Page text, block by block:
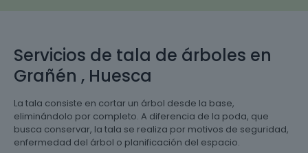
Servicios de tala de árboles en
Grañén , Huesca
La tala consiste en cortar un árbol desde la base,
eliminándolo por completo. A diferencia de la poda, que
busca conservar, la tala se realiza por motivos de seguridad,
enfermedad del árbol o planificación del espacio.